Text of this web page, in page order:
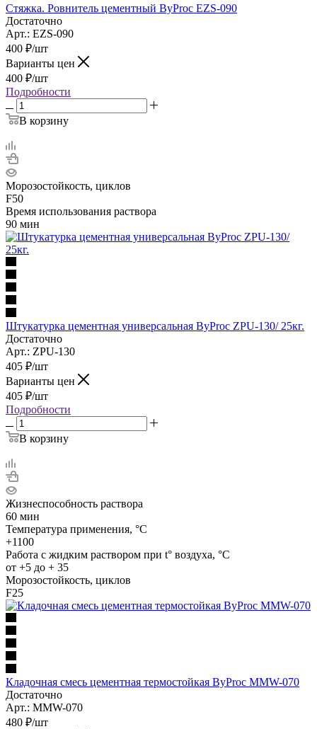
Стяжка. Ровнитель цементный ByProc EZS-090
Достаточно
Арт.: EZS-090
400 ₽/шт
Варианты цен
400 ₽/шт
Подробности
В корзину
Морозостойкость, циклов
F50
Время использования раствора
90 мин
Штукатурка цементная универсальная ByProc ZPU-130/ 25кг.
Достаточно
Арт.: ZPU-130
405 ₽/шт
Варианты цен
405 ₽/шт
Подробности
В корзину
Жизнеспособность раствора
60 мин
Температура применения, °C
+1100
Работа с жидким раствором при t° воздуха, °C
от +5 до + 35
Морозостойкость, циклов
F25
Кладочная смесь цементная термостойкая ByProc MMW-070
Достаточно
Арт.: MMW-070
480 ₽/шт